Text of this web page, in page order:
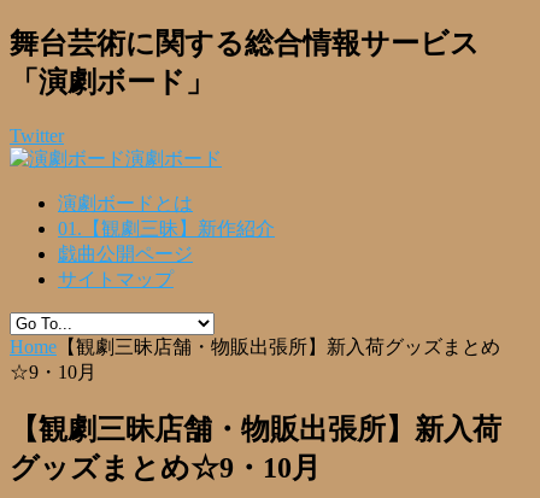
舞台芸術に関する総合情報サービス
「演劇ボード」
Twitter
演劇ボード
演劇ボードとは
01.【観劇三昧】新作紹介
戯曲公開ページ
サイトマップ
Home 【観劇三昧店舗・物販出張所】新入荷グッズまとめ
☆9・10月
【観劇三昧店舗・物販出張所】新入荷
グッズまとめ☆9・10月